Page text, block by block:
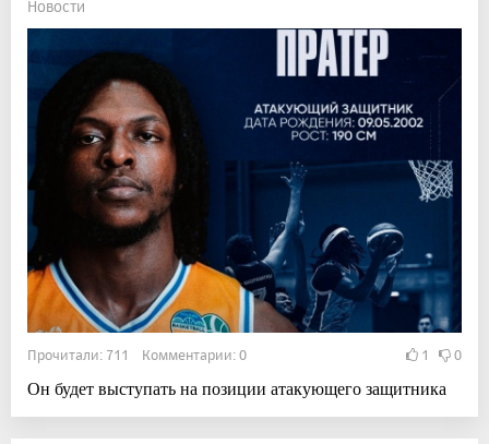
Новости
Прочитали: 711 Комментарии: 0 1 0
Он будет выступать на позиции атакующего защитника